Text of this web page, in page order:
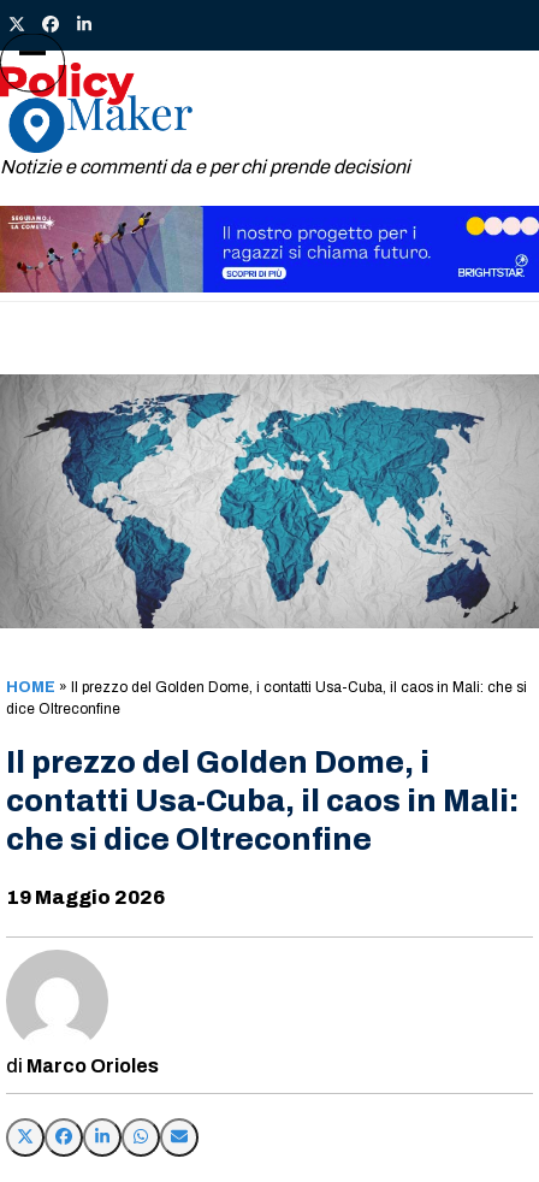
Skip
to
content
TwitterFacebook
LinkedIn
Notizie e commenti da e per chi prende decisioni
Open
mobile
menu
Close
mobile
menu
HOME » Il prezzo del Golden Dome, i contatti Usa-Cuba, il caos in Mali: che si
dice Oltreconfine
Il prezzo del Golden Dome, i
contatti Usa-Cuba, il caos in Mali:
che si dice Oltreconfine
19 Maggio 2026
Marco Orioles